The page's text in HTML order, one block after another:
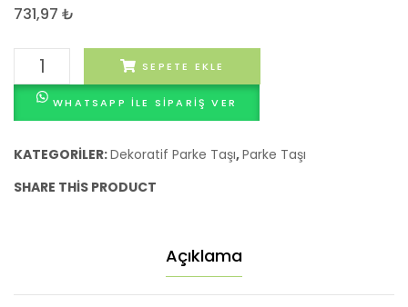
731,97 ₺
BAROK
2
YATAY
4,5
adet
SEPETE EKLE
WHATSAPP ILE SIPARIŞ VER
KATEGORILER:Dekoratif Parke Taşı,Parke Taşı
SHARE THIS PRODUCT
Açıklama